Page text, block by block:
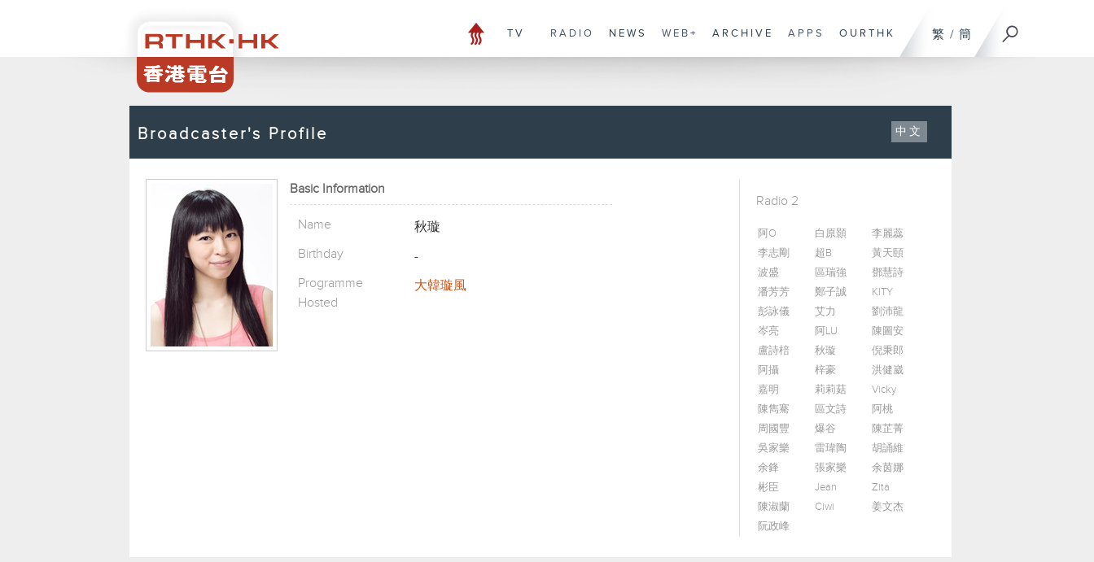
繁 / 簡
TV RADIO NEWS WEB+ ARCHIVE APPS OURTHK
Broadcaster's Profile 中文
Basic Information
Name
秋璇
Birthday
-
Programme
Hosted
大韓璇風
Radio 2
阿O 白原顥
李麗蕊
李志剛
超B
黃天頤
波盛
區瑞強
鄧慧詩
潘芳芳
鄭子誠
KITY
彭詠儀
艾力
劉沛龍
岑亮
阿LU
陳圖安
盧詩棓
秋璇
倪秉郎
阿攝
梓豪
洪健崴
嘉明
莉莉菇
Vicky
陳雋騫
區文詩
阿桃
周國豐
爆谷
陳芷菁
吳家樂
雷瑋陶
胡誦維
余鋒
張家樂
余茵娜
彬臣
Jean
Zita
陳淑蘭
Ciwi
姜文杰
阮政峰